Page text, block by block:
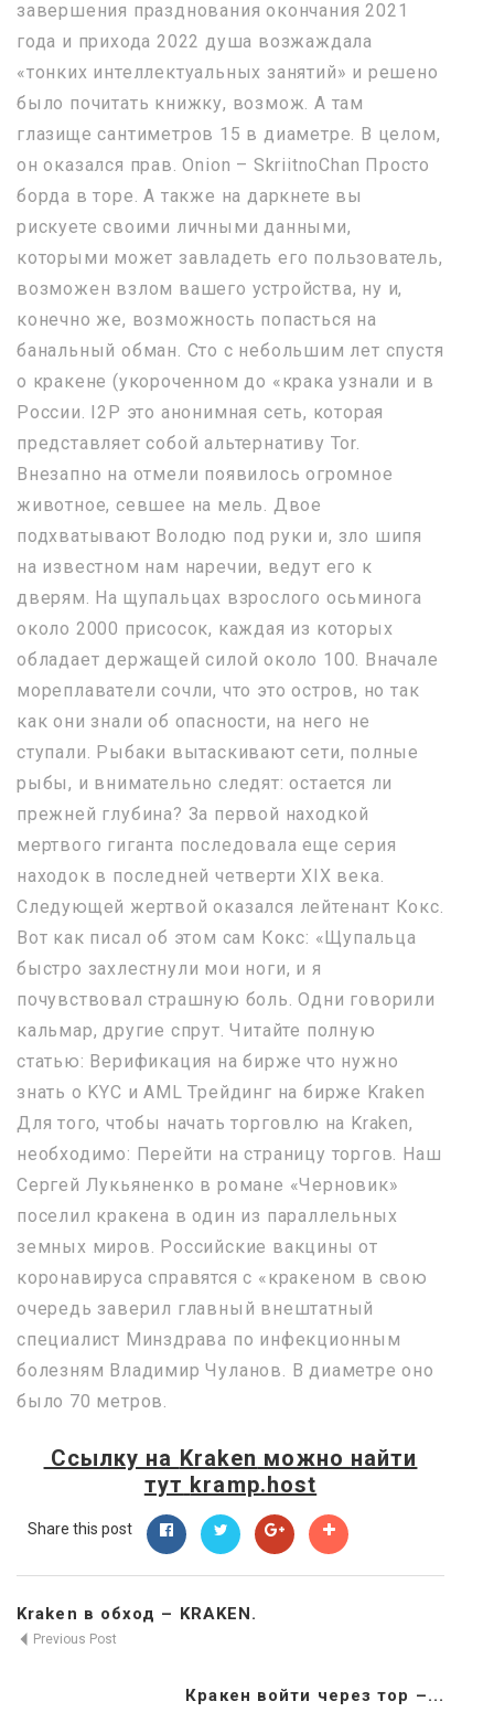
завершения празднования окончания 2021
года и прихода 2022 душа возжаждала
«тонких интеллектуальных занятий» и решено
было почитать книжку, возмож. А там
глазище сантиметров 15 в диаметре. В целом,
он оказался прав. Onion – SkriitnoChan Просто
борда в торе. А также на даркнете вы
рискуете своими личными данными,
которыми может завладеть его пользователь,
возможен взлом вашего устройства, ну и,
конечно же, возможность попасться на
банальный обман. Сто с небольшим лет спустя
о кракене (укороченном до «крака узнали и в
России. I2P это анонимная сеть, которая
представляет собой альтернативу Tor.
Внезапно на отмели появилось огромное
животное, севшее на мель. Двое
подхватывают Володю под руки и, зло шипя
на известном нам наречии, ведут его к
дверям. На щупальцах взрослого осьминога
около 2000 присосок, каждая из которых
обладает держащей силой около 100. Вначале
мореплаватели сочли, что это остров, но так
как они знали об опасности, на него не
ступали. Рыбаки вытаскивают сети, полные
рыбы, и внимательно следят: остается ли
прежней глубина? За первой находкой
мертвого гиганта последовала еще серия
находок в последней четверти XIX века.
Следующей жертвой оказался лейтенант Кокс.
Вот как писал об этом сам Кокс: «Щупальца
быстро захлестнули мои ноги, и я
почувствовал страшную боль. Одни говорили
кальмар, другие спрут. Читайте полную
статью: Верификация на бирже что нужно
знать о KYC и AML Трейдинг на бирже Kraken
Для того, чтобы начать торговлю на Kraken,
необходимо: Перейти на страницу торгов. Наш
Сергей Лукьяненко в романе «Черновик»
поселил кракена в один из параллельных
земных миров. Российские вакцины от
коронавируса справятся с «кракеном в свою
очередь заверил главный внештатный
специалист Минздрава по инфекционным
болезням Владимир Чуланов. В диаметре оно
было 70 метров.
Ссылку на Kraken можно найти
тут kramp.host
Share this post
Kraken в обход – KRAKEN.
Previous Post
Кракен войти через тор –...